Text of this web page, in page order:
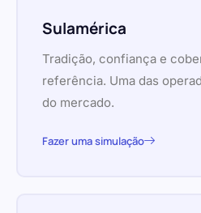
Sulamérica
Tradição, confiança e
referência. Uma das
do mercado.
Fazer uma simulação